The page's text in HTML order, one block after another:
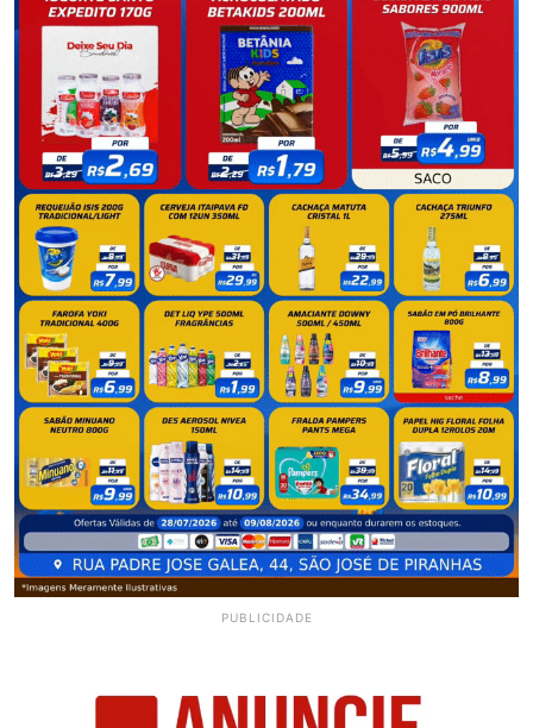
PUBLICIDADE